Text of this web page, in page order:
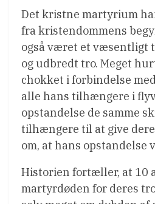
Det kristne martyrium
fra kristendommens
også været et væsentligt
og udbredt tro. Meget
chokket i forbindelse
alle hans tilhængere i
opstandelse de samme
tilhængere til at give
om, at hans opstandelse
Historien fortæller, at 10
martyrdøden for deres